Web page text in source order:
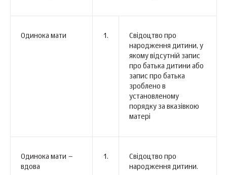
Одинока мати 1.
Свідоцтво про
народження дитини, у
якому відсутній запис
про батька дитини або
запис про батька
зроблено в
установленому
порядку за вказівкою
матері
Одинока мати –
вдова
1.
Свідоцтво про
народження дитини.